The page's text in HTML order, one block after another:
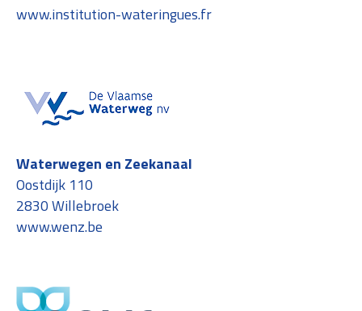
www.institution-wateringues.fr
Waterwegen en Zeekanaal
Oostdijk 110
2830 Willebroek
www.wenz.be